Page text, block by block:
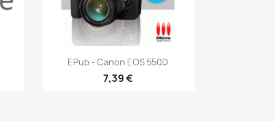
 Aperçu rapide
EPub - Canon EOS 550D
7,39 €